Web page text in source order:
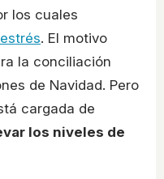
los cuales
. El motivo
la conciliación
de Navidad. Pero
cargada de
los niveles de